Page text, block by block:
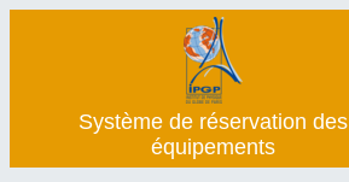
Système de réservation des
équipements